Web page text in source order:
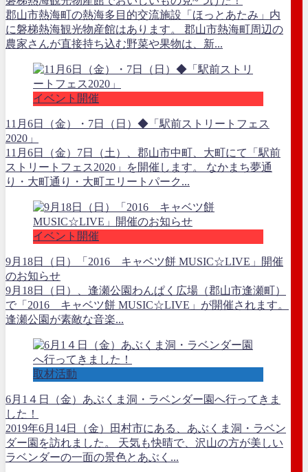
郡山市熱海町の熱海多目的交流施設「ほっとあたみ」内
に磐梯熱海観光物産館はあります。 郡山市熱海町周辺の
農家さんが直接持ち込む野菜や果物は、新...
イベント開催
11月6日（金）・7日（日）◆「駅前ストリートフェス
2020」
11月6日（金）7日（土）、郡山市中町、大町にて「駅前
ストリートフェス2020」を開催します。 なかまち夢通
り・大町通り・大町エリートパーク...
イベント開催
9月18日（日）「2016 キャベツ餅 MUSIC☆LIVE」開催
のお知らせ
9月18日（日）、逢瀬公園わんぱく広場（郡山市逢瀬町）
で「2016 キャベツ餅 MUSIC☆LIVE」が開催されます。
逢瀬公園が素敵な音楽...
取材活動
6月1４日（金）あぶくま洞・ラベンダー園へ行ってきま
した！
2019年6月14日（金）田村市にある、あぶくま洞・ラベン
ダー園を訪れました。 天気も快晴で、沢山の方が美しい
ラベンダーの一面の景色とあぶく...